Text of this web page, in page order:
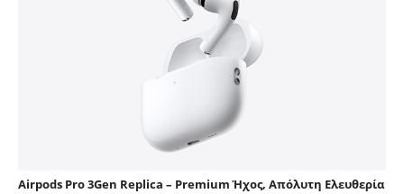
Airpods Pro 3Gen Replica – Premium Ήχος, Απόλυτη Ελευθερία